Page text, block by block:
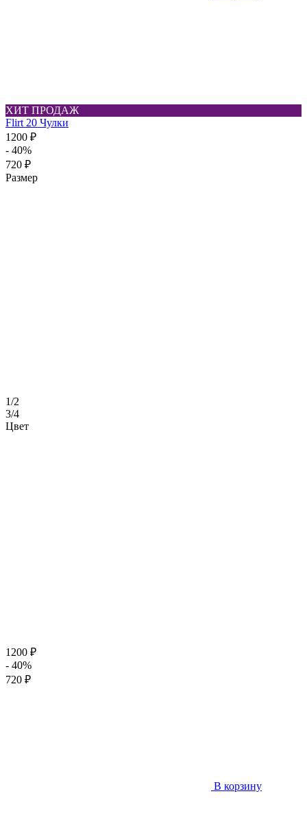
ХИТ ПРОДАЖ
Flirt 20 Чулки
1200 ₽
- 40%
720 ₽
Размер
1/2
3/4
Цвет
1200 ₽
- 40%
720 ₽
В корзину